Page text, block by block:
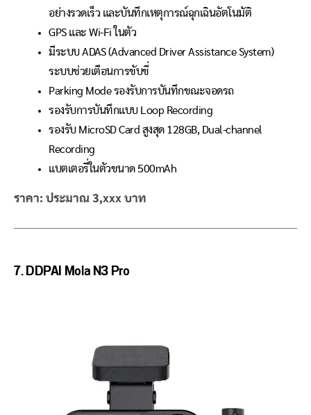
อย่างรวดเร็ว และบันทึกเหตุการณ์ฉุกเฉินอัตโนมัติ
GPS และ Wi-Fi ในตัว
มีระบบ ADAS (Advanced Driver Assistance System)
ระบบช่วยเตือนการขับขี่
Parking Mode รองรับการบันทึกขณะจอดรถ
รองรับการบันทึกแบบ Loop Recording
รองรับ MicroSD Card สูงสุด 128GB, Dual-channel
Recording
แบตเตอรี่ในตัวขนาด 500mAh
ราคา: ประมาณ 3,xxx บาท
7.DDPAI Mola N3 Pro